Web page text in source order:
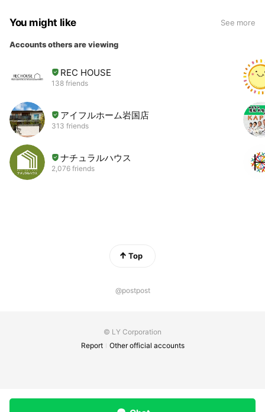
You might like See more
Accounts others are viewing
REC HOUSE
138 friends
アイフルホーム岩国店
313 friends
ナチュラルハウス
2,076 friends
Top
@postpost
© LY Corporation
Report
Other official accounts